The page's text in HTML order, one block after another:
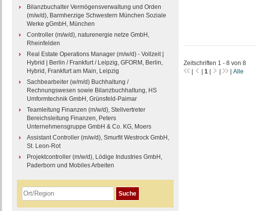
Zeitschriften 1 - 8 von 8
|
1| | Alle
Bilanzbuchalter Vermögensverwaltung und Orden
(m/w/d), Barmherzige Schwestern München Soziale
Werke gGmbH, München
Controller (m/w/d), naturenergie netze GmbH,
Rheinfelden
Real Estate Operations Manager (m/w/d) - Vollzeit |
Hybrid | Berlin / Frankfurt / Leipzig, GFORM, Berlin,
Hybrid, Frankfurt am Main, Leipzig
Sachbearbeiter (w/m/d) Buchhaltung /
Rechnungswesen sowie Bilanzbuchhaltung, HS
Umformtechnik GmbH, Grünsfeld-Paimar
Teamleitung Finanzen (m/w/d), Stellvertreter
Bereichsleitung Finanzen, Peters
Unternehmensgruppe GmbH & Co. KG, Moers
Assistant Controller (m/w/d), Smurfit Westrock GmbH,
St. Leon-Rot
Projektcontroller (m/w/d), Lödige Industries GmbH,
Paderborn und Mobiles Arbeiten